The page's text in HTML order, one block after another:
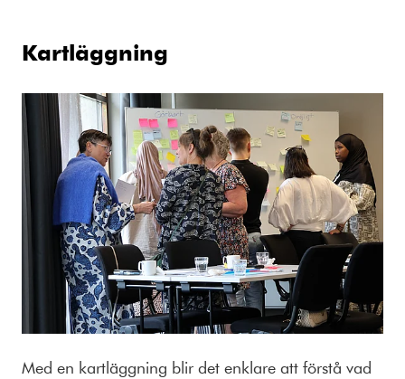
Kartläggning
Med en kartläggning blir det enklare att förstå vad